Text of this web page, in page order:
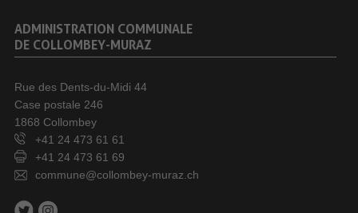
ADMINISTRATION COMMUNALE
DE COLLOMBEY-MURAZ
Rue des Dents-du-Midi 44
Case postale 246
1868 Collombey
+41 24 473 61 61
+41 24 473 61 69
commune@collombey-muraz.ch